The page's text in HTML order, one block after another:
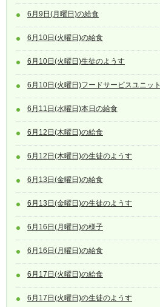
6月9日(月曜日)の給食
6月10日(火曜日)の給食
6月10日(火曜日)生徒のようす
6月10日(火曜日)フードサービスユニット
6月11日(水曜日)本日の給食
6月12日(木曜日)の給食
6月12日(木曜日)の生徒のようす
6月13日(金曜日)の給食
6月13日(金曜日)の生徒のようす
6月16日(月曜日)の様子
6月16日(月曜日)の給食
6月17日(火曜日)の給食
6月17日(火曜日)の生徒のようす